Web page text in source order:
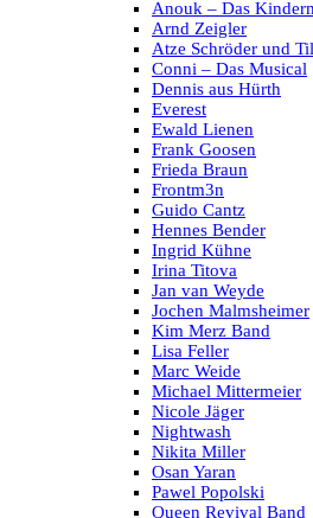
Anouk – Das
Arnd Zeigler
Atze Schröder und
Conni – Das Musical
Dennis aus Hürth
Everest
Ewald Lienen
Frank Goosen
Frieda Braun
Frontm3n
Guido Cantz
Hennes Bender
Ingrid Kühne
Irina Titova
Jan van Weyde
Jochen Malmsheimer
Kim Merz Band
Lisa Feller
Marc Weide
Michael Mittermeier
Nicole Jäger
Nightwash
Nikita Miller
Osan Yaran
Pawel Popolski
Queen Revival Band